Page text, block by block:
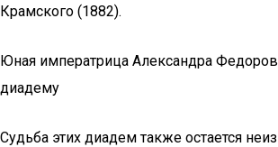
Крамского (1882).
Юная императрица Александра
диадему
Судьба этих диадем также остается